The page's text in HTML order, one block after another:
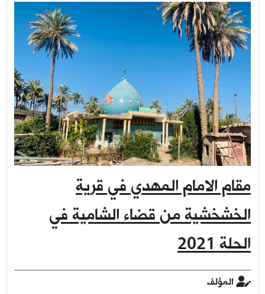
مقام الامام المهدي في قرية
الخشخشية من قضاء الشامية في
الحلة 2021
المؤلف